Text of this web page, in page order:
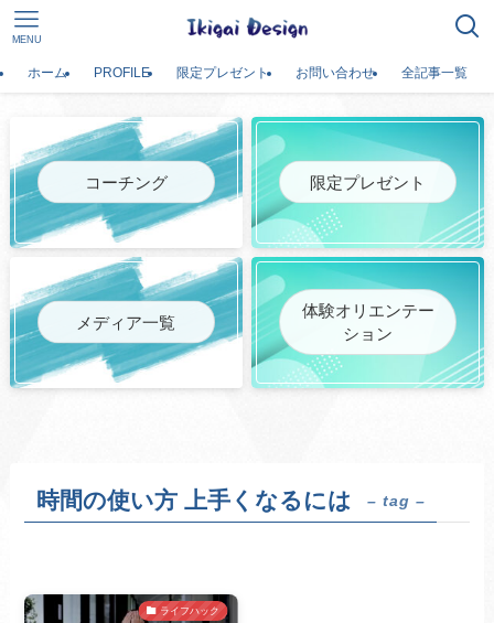
MENU
ホーム PROFILE 限定プレゼント お問い合わせ 全記事一覧
コーチング 限定プレゼント
メディア一覧
体験オリエンテー
ション
時間の使い方 上手くなるには – tag –
ライフハック